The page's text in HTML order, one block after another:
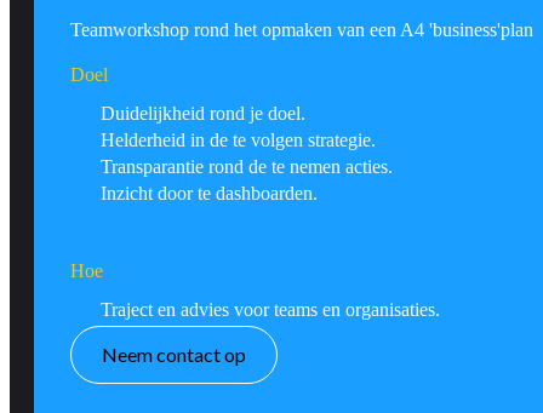
Teamworkshop rond het opmaken van een A4 'business'plan
Doel
Duidelijkheid rond je doel.
Helderheid in de te volgen strategie.
Transparantie rond de te nemen acties.
Inzicht door te dashboarden.
Hoe
Traject en advies voor teams en organisaties.
Neem contact op